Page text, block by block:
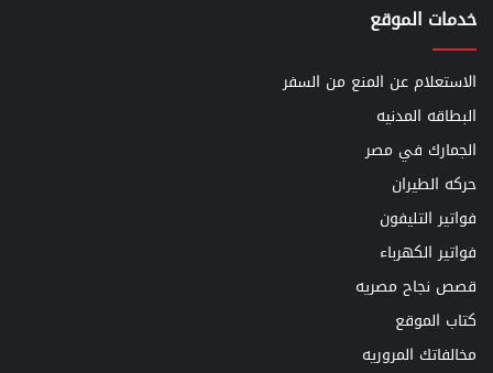
خدمات الموقع
الاستعلام عن المنع من السفر
البطاقه المدنيه
الجمارك في مصر
حركه الطيران
فواتير التليفون
فواتير الكهرباء
قصص نجاح مصريه
كتاب الموقع
مخالفاتك المروريه